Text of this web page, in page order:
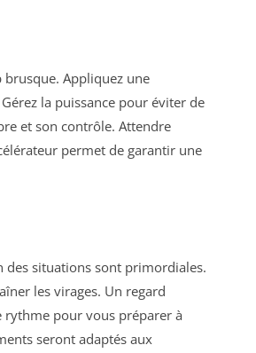
brusque. Appliquez une
la puissance pour éviter de
et son contrôle. Attendre
permet de garantir une
des situations sont primordiales.
les virages. Un regard
rythme pour vous préparer à
seront adaptés aux